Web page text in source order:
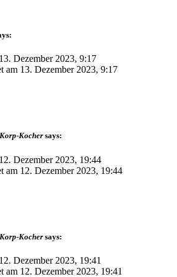
13. Dezember 2023, 9:17
am 13. Dezember 2023, 9:17
Kocher says:
12. Dezember 2023, 19:44
am 12. Dezember 2023, 19:44
Kocher says:
12. Dezember 2023, 19:41
am 12. Dezember 2023, 19:41